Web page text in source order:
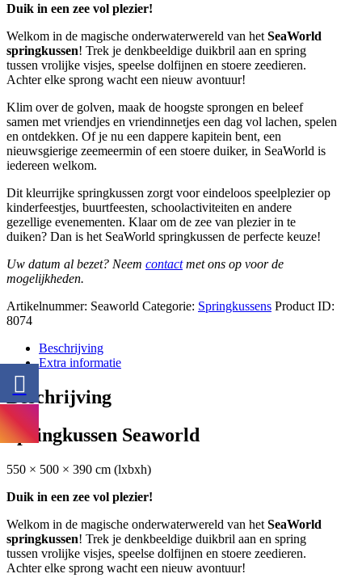
Duik in een zee vol plezier!
Welkom in de magische onderwaterwereld van het SeaWorld
springkussen! Trek je denkbeeldige duikbril aan en spring
tussen vrolijke visjes, speelse dolfijnen en stoere zeedieren.
Achter elke sprong wacht een nieuw avontuur!
Klim over de golven, maak de hoogste sprongen en beleef
samen met vriendjes en vriendinnetjes een dag vol lachen, spelen
en ontdekken. Of je nu een dappere kapitein bent, een
nieuwsgierige zeemeermin of een stoere duiker, in SeaWorld is
iedereen welkom.
Dit kleurrijke springkussen zorgt voor eindeloos speelplezier op
kinderfeestjes, buurtfeesten, schoolactiviteiten en andere
gezellige evenementen. Klaar om de zee van plezier in te
duiken? Dan is het SeaWorld springkussen de perfecte keuze!
Uw datum al bezet? Neem contactmet ons op voor de
mogelijkheden.
Artikelnummer: Seaworld Categorie: Springkussens Product ID:
8074
Beschrijving
Extra informatie
Beschrijving
Springkussen Seaworld
550 × 500 × 390 cm (lxbxh)
Duik in een zee vol plezier!
Welkom in de magische onderwaterwereld van het SeaWorld
springkussen! Trek je denkbeeldige duikbril aan en spring
tussen vrolijke visjes, speelse dolfijnen en stoere zeedieren.
Achter elke sprong wacht een nieuw avontuur!